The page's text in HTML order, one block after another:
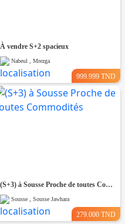
À vendre S+2 spacieux
Nabeul , Mrezga
999.999 TND
(S+3) à Sousse Proche de toutes Commodités
Sousse , Sousse Jawhara
279.000 TND